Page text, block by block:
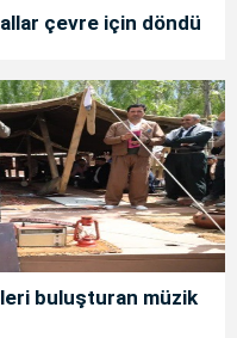
çevre için döndü
buluşturan müzik